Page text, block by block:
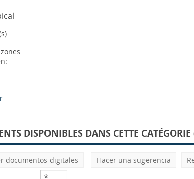
DISPONIBLES DANS CETTE
documentos digitales Hacer una sugerencia